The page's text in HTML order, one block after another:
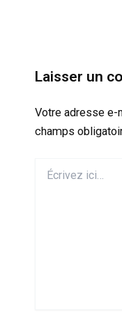
Laisser un
Votre adresse e-
champs
ici…